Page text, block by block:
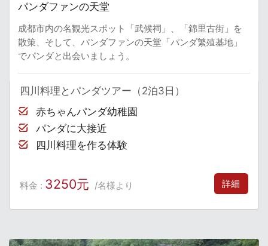
パンダファンの天堂
成都市内の名観光スポット「武候祠」、「錦里古街」を
散策、そして、パンダファンの天堂「パンダ繁殖基地」
でパンダと出会いましょう。
四川料理とパンダツアー（2泊3日）
赤ちゃんパンダ幼稚園
パンダに大接近
四川料理を作る体験
料金 : 3250元 /名様より 詳細